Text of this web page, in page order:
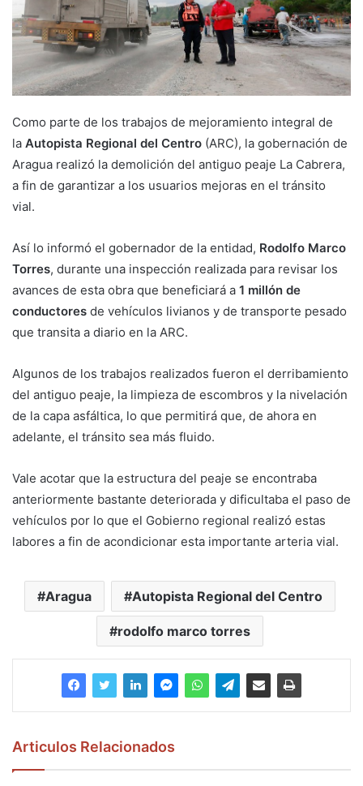
Como parte de los trabajos de mejoramiento integral de
la Autopista Regional del Centro (ARC), la gobernación de
Aragua realizó la demolición del antiguo peaje La Cabrera,
a fin de garantizar a los usuarios mejoras en el tránsito
vial.
Así lo informó el gobernador de la entidad, Rodolfo Marco
Torres, durante una inspección realizada para revisar los
avances de esta obra que beneficiará a 1 millón de
conductores de vehículos livianos y de transporte pesado
que transita a diario en la ARC.
Algunos de los trabajos realizados fueron el derribamiento
del antiguo peaje, la limpieza de escombros y la nivelación
de la capa asfáltica, lo que permitirá que, de ahora en
adelante, el tránsito sea más fluido.
Vale acotar que la estructura del peaje se encontraba
anteriormente bastante deteriorada y dificultaba el paso de
vehículos por lo que el Gobierno regional realizó estas
labores a fin de acondicionar esta importante arteria vial.
Aragua Autopista Regional del Centro
rodolfo marco torres
Articulos Relacionados